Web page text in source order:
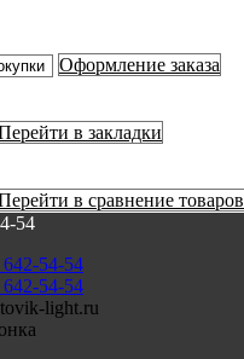
Оформление заказа
в закладки
в сравнение товаров
54
54-54
54-54
light.ru